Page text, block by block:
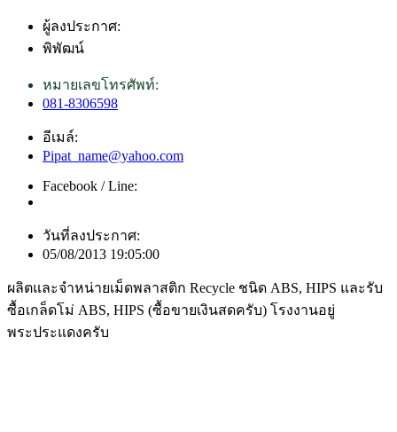
ผู้ลงประกาศ:
พิพัฒน์
หมายเลขโทรศัพท์:
081-8306598
อีเมล์:
Pipat_name@yahoo.com
Facebook / Line:
วันที่ลงประกาศ:
05/08/2013 19:05:00
ผลิตและจำหน่ายเม็ดพลาสติก Recycle ชนิด ABS, HIPS และรับ
ซื้อเกล็ดโม่ ABS, HIPS (ซื้อขายเงินสดครับ) โรงงานอยู่
พระประแดงครับ